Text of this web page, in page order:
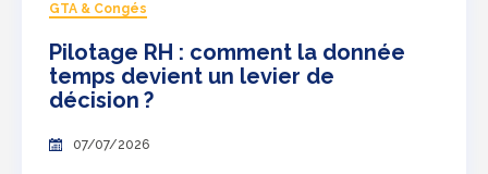
GTA & Congés
Pilotage RH : comment la donnée
temps devient un levier de
décision ?
07/07/2026